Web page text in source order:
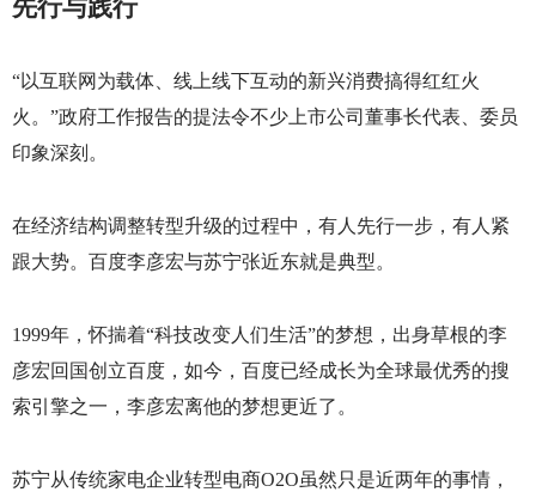
先行与践行
“以互联网为载体、线上线下互动的新兴消费搞得红红火
火。”政府工作报告的提法令不少上市公司董事长代表、委员
印象深刻。
在经济结构调整转型升级的过程中，有人先行一步，有人紧
跟大势。百度李彦宏与苏宁张近东就是典型。
1999年，怀揣着“科技改变人们生活”的梦想，出身草根的李
彦宏回国创立百度，如今，百度已经成长为全球最优秀的搜
索引擎之一，李彦宏离他的梦想更近了。
苏宁从传统家电企业转型电商O2O虽然只是近两年的事情，